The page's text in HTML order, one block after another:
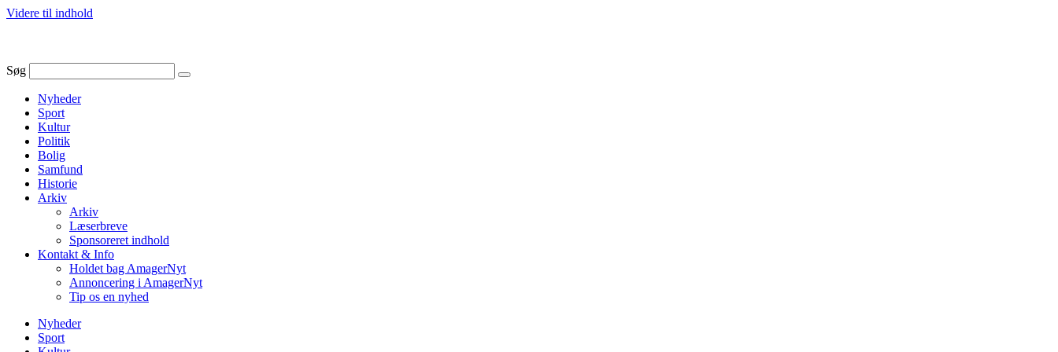
Videre til indhold
Søg
Nyheder
Sport
Kultur
Politik
Bolig
Samfund
Historie
Arkiv
Arkiv
Læserbreve
Sponsoreret indhold
Kontakt & Info
Holdet bag AmagerNyt
Annoncering i AmagerNyt
Tip os en nyhed
Nyheder
Sport